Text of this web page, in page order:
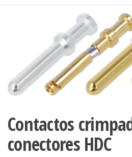
Contactos
conectores HDC